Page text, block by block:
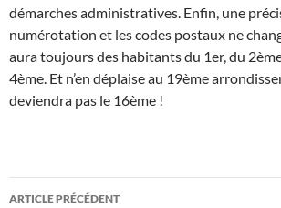
démarches administratives. Enfin, une
numérotation et les codes postaux ne
aura toujours des habitants du 1er, du
4ème. Et n’en déplaise au 19ème
deviendra pas le 16ème !
Navigation
ARTICLE PRÉCÉDENT